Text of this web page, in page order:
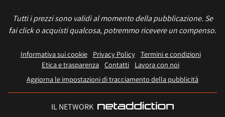
Tutti i prezzi sono validi al momento della pubblicazione. Se
fai click o acquisti qualcosa, potremmo ricevere un compenso.
Informativa sui cookie Privacy Policy
Termini e condizioni
Etica e trasparenza Contatti
Lavora con noi
Aggiorna le impostazioni di tracciamento della pubblicità
IL NETWORK